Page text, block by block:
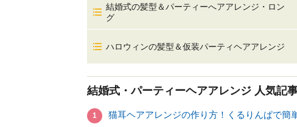
結婚式の髪型＆パーティーへアアレンジ・ロン
グ
ハロウィンの髪型＆仮装パーティヘアアレンジ
結婚式・パーティーヘアアレンジ 人気記
1 猫耳ヘアアレンジの作り方！くるりんぱで簡